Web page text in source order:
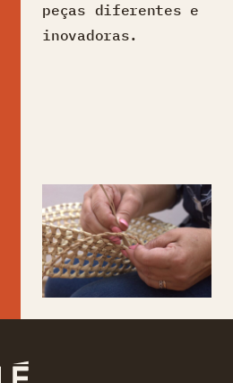
peças diferentes e
inovadoras.